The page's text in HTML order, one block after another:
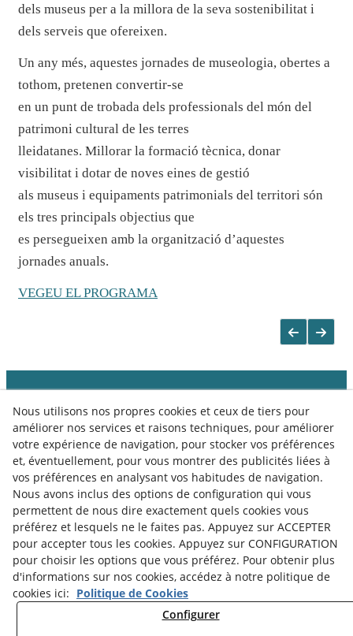
dels museus per a la millora de la seva sostenibilitat i
dels serveis que ofereixen.
Un any més, aquestes jornades de museologia, obertes a
tothom, pretenen convertir-se
en un punt de trobada dels professionals del món del
patrimoni cultural de les terres
lleidatanes. Millorar la formació tècnica, donar
visibilitat i dotar de noves eines de gestió
als museus i equipaments patrimonials del territori són
els tres principals objectius que
es persegueixen amb la organització d’aquestes
jornades anuals.
VEGEU EL PROGRAMA
Notice Légale
Politique de Cookies
Politique de Confidentialité
Nous utilisons nos propres cookies et ceux de tiers pour
améliorer nos services et raisons techniques, pour améliorer
votre expérience de navigation, pour stocker vos préférences
et, éventuellement, pour vous montrer des publicités liées à
vos préférences en analysant vos habitudes de navigation.
Nous avons inclus des options de configuration qui vous
permettent de nous dire exactement quels cookies vous
préférez et lesquels ne le faites pas. Appuyez sur ACCEPTER
pour accepter tous les cookies. Appuyez sur CONFIGURATION
pour choisir les options que vous préférez. Pour obtenir plus
d'informations sur nos cookies, accédez à notre politique de
cookies ici: Politique de Cookies
Configurer